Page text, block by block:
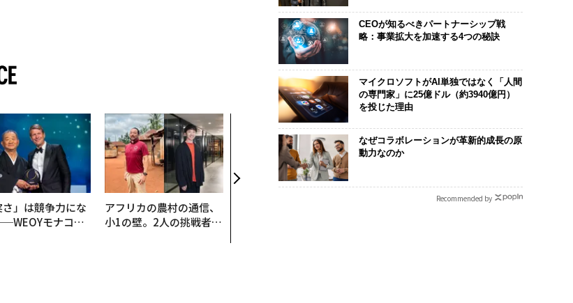
さ」は競争力にな
モナコで
アフリカの農村の通信、
小1の壁。2人の挑戦者が
なぜ“眠っていた環境技
術”が、下水インフラを
変えたのか──産総研×
月島JFEアクアソリュー
ションの10年
革新は下山で生まれる─
─レクサスが新型TZとE
Sに込めた「DISCOVE
〈7.25(土)開
のキャリアに
る1日
T 2026
CEOが知るべきパートナーシップ戦
略：事業拡大を加速する4つの秘訣
マイクロソフトがAI単独ではなく「人間
の専門家」に25億ドル（約3940億円）
を投じた理由
なぜコラボレーションが革新的成長の原
動力なのか
Recommended by